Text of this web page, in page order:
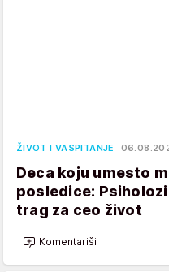
ŽIVOT I VASPITANJE
Deca koju umesto
posledice:
trag za ceo život
Komentariši